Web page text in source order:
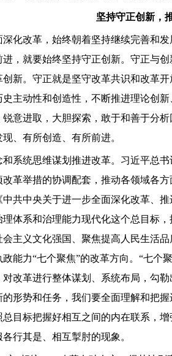
坚持守正创新，
改革，始终朝着坚持继续完善和发
，就要始终坚持守正创新。守正与
新。守正就是坚守改革共识和改革
史主动性和创造性，不断推进理论创
意进取，大胆探索，敢于和善于分
、有所创造、有所前进。
统思维谋划推进改革。习近平总书
革举措的协调配套，推动各领域各
共中央关于进一步全面深化改革、
理体系和治理能力现代化这个总目标
会主义文化强国、聚焦提高人民生活
能力“七个聚焦”的改革方向。“七个
改革进行整体谋划、系统布局，勾
的形势和任务，我们要全面理解和把
目标把握好相互之间的内在联系，
行其是、相互掣肘的现象。